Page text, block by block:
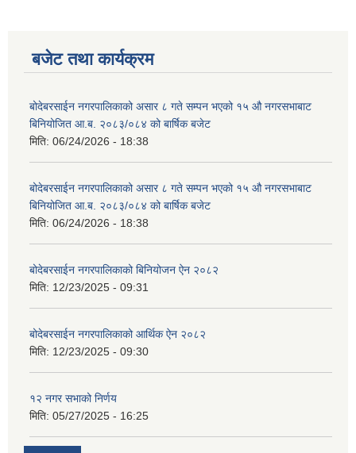
बजेट तथा कार्यक्रम
बोदेबरसाईन नगरपालिकाको असार ८ गते सम्पन भएको १५ ‍‍‍औ नगरसभाबाट
बिनियोजित आ.ब. २०८३/०८४ को बार्षिक बजेट
मिति: 06/24/2026 - 18:38
बोदेबरसाईन नगरपालिकाको असार ८ गते सम्पन भएको १५ ‍‍‍औ नगरसभाबाट
बिनियोजित आ.ब. २०८३/०८४ को बार्षिक बजेट
मिति: 06/24/2026 - 18:38
बोदेबरसाईन नगरपालिकाको बिनियोजन ऐन २०८२
मिति: 12/23/2025 - 09:31
बोदेबरसाईन नगरपालिकाको आर्थिक ऐन २०८२
मिति: 12/23/2025 - 09:30
१२ नगर सभाको निर्णय
मिति: 05/27/2025 - 16:25